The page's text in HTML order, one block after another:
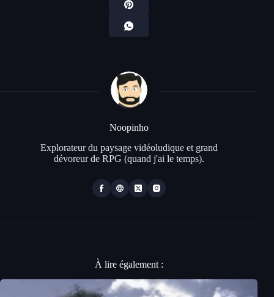
Noopinho
Explorateur du paysage vidéoludique et grand
dévoreur de RPG (quand j'ai le temps).
À lire également :